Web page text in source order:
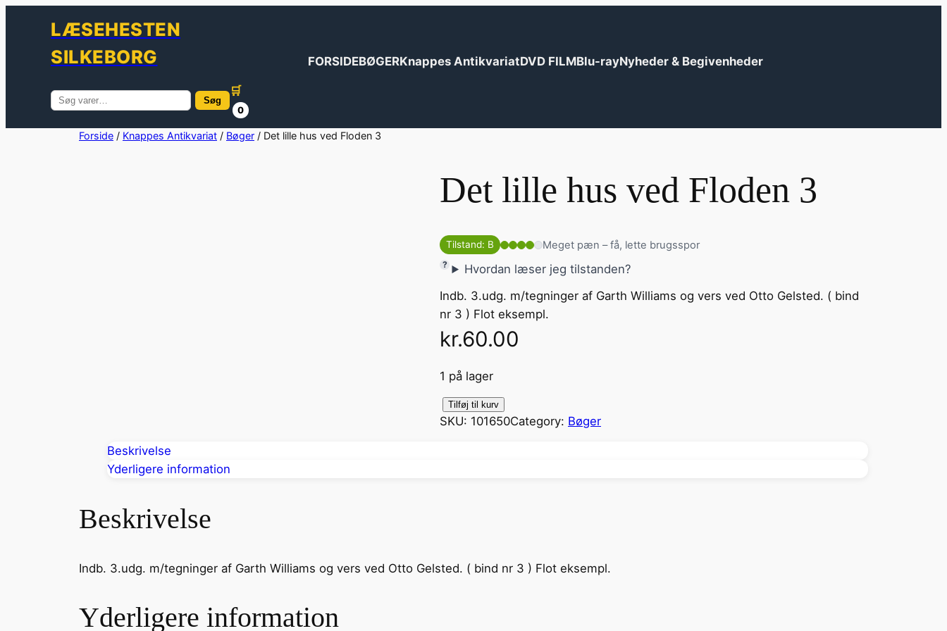
LÆSEHESTEN
SILKEBORG
FORSIDEBØGERKnappes AntikvariatDVD FILMBlu-rayNyheder & Begivenheder
Søg
efter:
Søg
🛒
0
Forside / Knappes Antikvariat / Bøger / Det lille hus ved Floden 3
Det lille hus ved Floden 3
Tilstand: B Meget pæn – få, lette brugsspor
Hvordan læser jeg tilstanden?
Indb. 3.udg. m/tegninger af Garth Williams og vers ved Otto Gelsted. ( bind
nr 3 ) Flot eksempl.
kr.60.00
1 på lager
e
u
Tilføj til kurv
SKU: 101650Category: Bøger
Beskrivelse
Yderligere information
Beskrivelse
Indb. 3.udg. m/tegninger af Garth Williams og vers ved Otto Gelsted. ( bind nr 3 ) Flot eksempl.
Yderligere information